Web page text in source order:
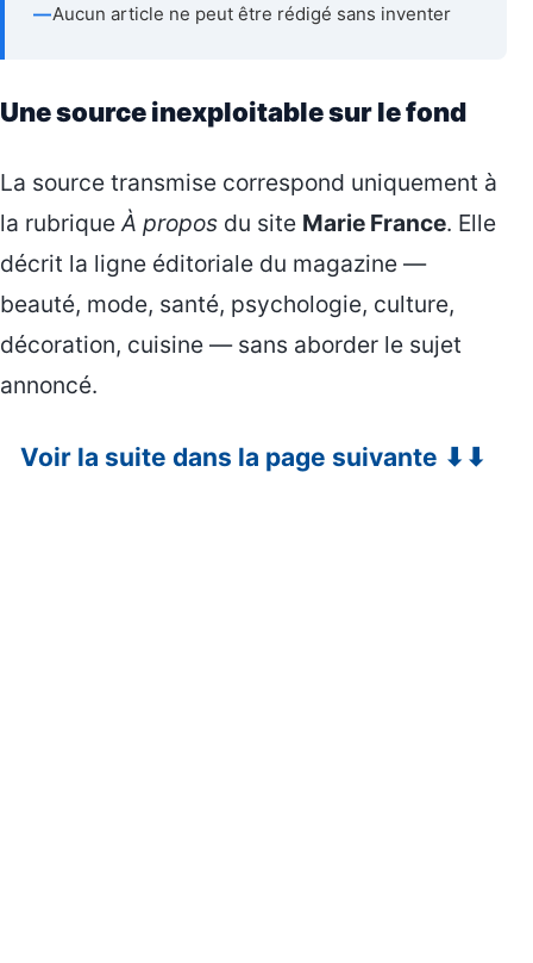
—Aucun article ne peut être rédigé sans inventer
Une source inexploitable sur le fond
La source transmise correspond uniquement à
la rubrique À propos du site Marie France. Elle
décrit la ligne éditoriale du magazine —
beauté, mode, santé, psychologie, culture,
décoration, cuisine — sans aborder le sujet
annoncé.
Voir la suite dans la page suivante ⬇⬇